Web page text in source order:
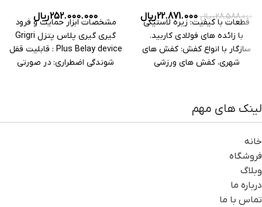
28.588.000ریال 22.871.000ریال
قطعات با کیفیت: زیره لاستیکی
با زائده های فولادی کاربید.
سازگار با انواع کفش: کفش های
شهری، کفش های ورزشی
252.000.000ریال
مشخصات ابزار حمایت و فرود
گیری گیری پلاس پتزل Grigri
Plus Belay device : قابلیت قفل
شوندگی اضطراری: در صورتی
لینک های مهم
خانه
فروشگاه
وبلاگ
درباره ما
تماس با ما